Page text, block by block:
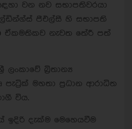
වන නව සභාපතිවරයා
පීඑල්සී හි සභාපති
ඒකමතිකව නැවත තේරී පත්
ලංකාවේ බ්‍රිතාන්‍ය
මහතා ප්‍රධාන ආරාධිත
විය.
ඉදිරි දැක්ම මෙහෙයවීම